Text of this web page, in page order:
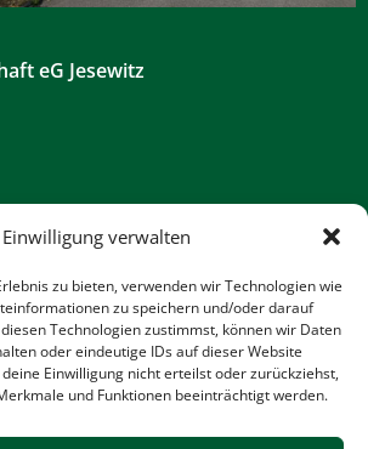
Einwilligung verwalten
zu bieten, verwenden wir Technologien wie
zu speichern und/oder darauf
Technologien zustimmst, können wir Daten
oder eindeutige IDs auf dieser Website
Einwilligung nicht erteilst oder zurückziehst,
und Funktionen beeinträchtigt werden.
eG Jesewitz